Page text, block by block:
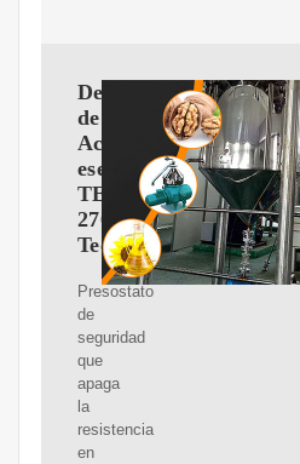
Destilador
de
Aceites
esenciales
TE-
2761/20
Tecnal
Presostato
de
seguridad
que
apaga
la
resistencia
en